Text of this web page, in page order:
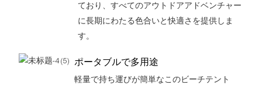
ており、すべてのアウトドアアドベンチャー
に長期にわたる色合いと快適さを提供しま
す。
ポータブルで多用途
軽量で持ち運びが簡単なこのビーチテント